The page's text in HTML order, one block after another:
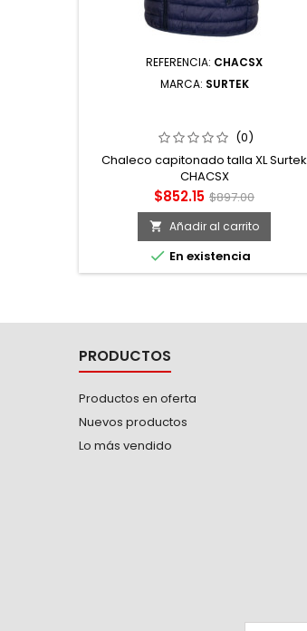
REFERENCIA: CHACSX
MARCA: SURTEK
(0)
Chaleco capitonado talla XL Surtek
CHACSX
Precio
$852.15 Precio
base
$897.00
 Añadir al carrito
 En existencia
PRODUCTOS
Productos en oferta
Nuevos productos
Lo más vendido